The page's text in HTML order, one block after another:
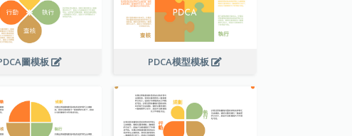
圖模板 PDCA模型模板